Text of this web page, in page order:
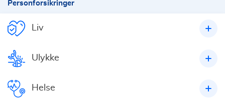
Personforsikringer
Liv
Ulykke
Helse